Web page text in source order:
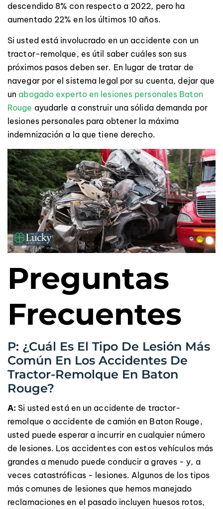
descendido 8% con respecto a 2022, pero ha
aumentado 22% en los últimos 10 años.
Si usted está involucrado en un accidente con un
tractor-remolque, es útil saber cuáles son sus
próximos pasos deben ser. En lugar de tratar de
navegar por el sistema legal por su cuenta, dejar que
un abogado experto en lesiones personales Baton
Rouge ayudarle a construir una sólida demanda por
lesiones personales para obtener la máxima
indemnización a la que tiene derecho.
Preguntas
Frecuentes
P: ¿Cuál Es El Tipo De Lesión Más
Común En Los Accidentes De
Tractor-Remolque En Baton
Rouge?
A: Si usted está en un accidente de tractor-
remolque o accidente de camión en Baton Rouge,
usted puede esperar a incurrir en cualquier número
de lesiones. Los accidentes con estos vehículos más
grandes a menudo puede conducir a graves - y, a
veces catastróficas - lesiones. Algunos de los tipos
más comunes de lesiones que hemos manejado
reclamaciones en el pasado incluyen huesos rotos,